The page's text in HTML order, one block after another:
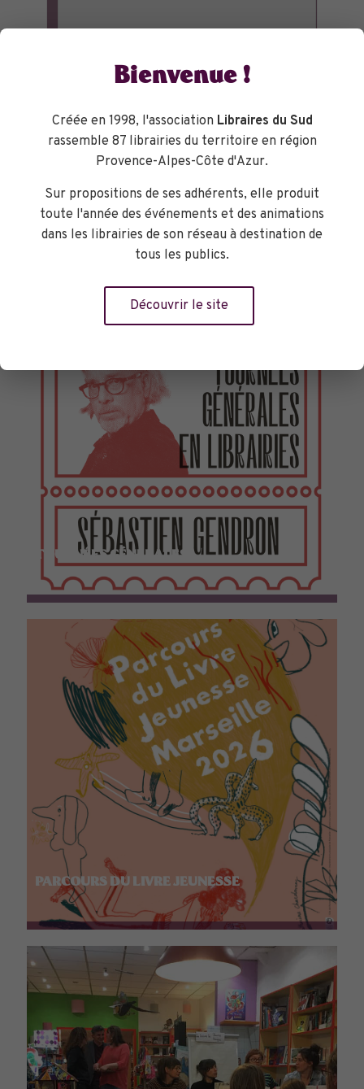
TOURNÉES GÉNÉRALES
PARCOURS DU LIVRE JEUNESSE
Bienvenue !
Créée en 1998, l'association Libraires du Sud
rassemble 87 librairies du territoire en région
Provence-Alpes-Côte d'Azur.
Sur propositions de ses adhérents, elle produit
toute l'année des événements et des animations
dans les librairies de son réseau à destination de
tous les publics.
Découvrir le site